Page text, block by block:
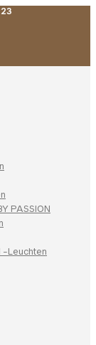
PASSION
Leuchten